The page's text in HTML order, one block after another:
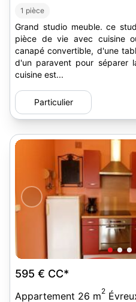
1 pièce
Grand studio meuble. ce
pièce de vie avec cuisine
canapé convertible, d'une
d'un paravent pour séparer
cuisine est...
Particulier
595 € CC*
Appartement 26 m2